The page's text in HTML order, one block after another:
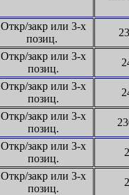
Откр/закр или 3-х
позиц.
Откр/закр или 3-х
позиц.
Откр/закр или 3-х
позиц.
Откр/закр или 3-х
позиц.
Откр/закр или 3-х
позиц.
Откр/закр или 3-х
позиц.